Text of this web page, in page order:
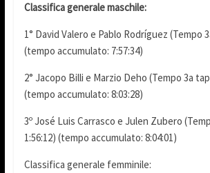
Classifica generale maschile:
1° David Valero e Pablo Rodríguez (Tempo
(tempo accumulato: 7:57:34)
2° Jacopo Billi e Marzio Deho (Tempo 3a
(tempo accumulato: 8:03:28)
3º José Luis Carrasco e Julen Zubero
1:56:12) (tempo accumulato: 8:04:01)
Classifica generale femminile: